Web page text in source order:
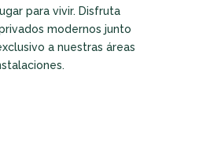
para vivir. Disfruta
modernos junto
a nuestras áreas